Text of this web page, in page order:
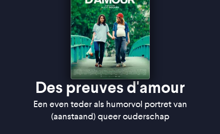
Des preuves d'amour
Een even teder als humorvol portret van
(aanstaand) queer ouderschap